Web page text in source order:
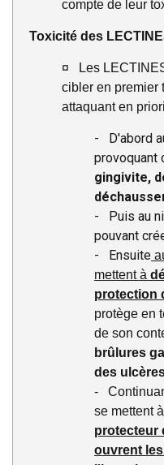
compte de leur
Toxicité des
¤ Les
cibler en premier
attaquant en
- D'abord
provoquant
gingivite,
- Puis au
pouvant
- Ensuite
mettent à
protection
protège en
de son
brûlures
des
-
se mettent à
protecteur
ouvrent